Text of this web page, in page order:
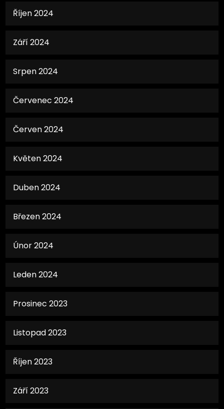
Říjen 2024
Září 2024
Srpen 2024
Červenec 2024
Červen 2024
Květen 2024
Duben 2024
Březen 2024
Únor 2024
Leden 2024
Prosinec 2023
Listopad 2023
Říjen 2023
Září 2023